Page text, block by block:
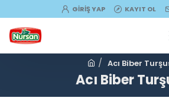
GIRIŞ YAP KAYIT OL
Acı Biber
Acı Biber